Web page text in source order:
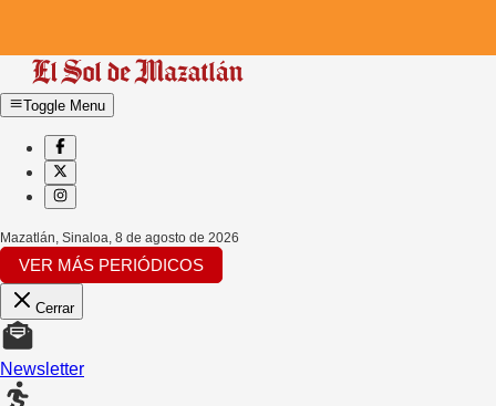
Toggle Menu
Mazatlán, Sinaloa, 8 de agosto de 2026
VER MÁS PERIÓDICOS
Cerrar
Newsletter